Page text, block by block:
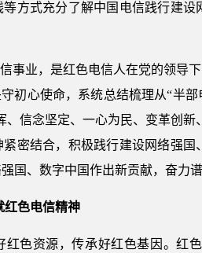
方式充分了解中国电信践行建
事业，是红色电信人在党的领导
初心使命，系统总结梳理从“半
、信念坚定、一心为民、变革创
密结合，积极践行建设网络强
国、数字中国作出新贡献，奋力
红色电信精神
红色资源，传承好红色基因。红